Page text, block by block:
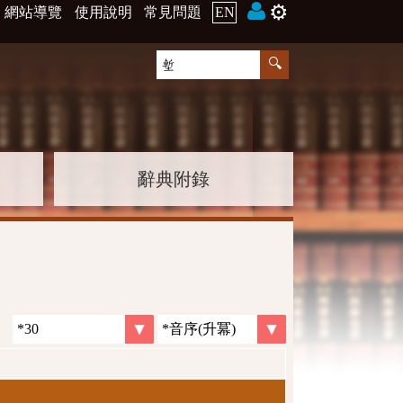
網站導覽 使用說明 常見問題 EN ⚙️
辭典附錄